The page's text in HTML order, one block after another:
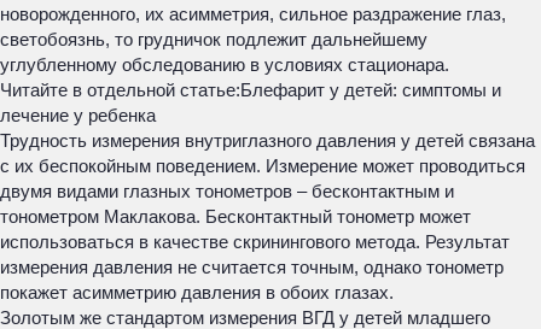
новорожденного, их асимметрия, сильное раздражение глаз,
светобоязнь, то грудничок подлежит дальнейшему
углубленному обследованию в условиях стационара.
Читайте в отдельной статье:Блефарит у детей: симптомы и
лечение у ребенка
Трудность измерения внутриглазного давления у детей связана
с их беспокойным поведением. Измерение может проводиться
двумя видами глазных тонометров – бесконтактным и
тонометром Маклакова. Бесконтактный тонометр может
использоваться в качестве скринингового метода. Результат
измерения давления не считается точным, однако тонометр
покажет асимметрию давления в обоих глазах.
Золотым же стандартом измерения ВГД у детей младшего